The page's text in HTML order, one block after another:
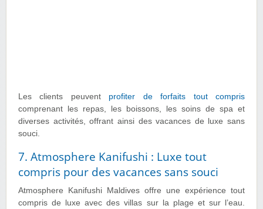
Les clients peuvent profiter de forfaits tout compris
comprenant les repas, les boissons, les soins de spa et
diverses activités, offrant ainsi des vacances de luxe sans
souci.
7. Atmosphere Kanifushi : Luxe tout
compris pour des vacances sans souci
Atmosphere Kanifushi Maldives offre une expérience tout
compris de luxe avec des villas sur la plage et sur l’eau.